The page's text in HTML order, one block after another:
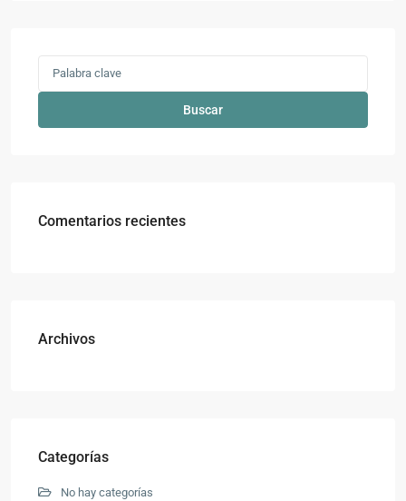
Buscar
Comentarios recientes
Archivos
Categorías
No hay categorías